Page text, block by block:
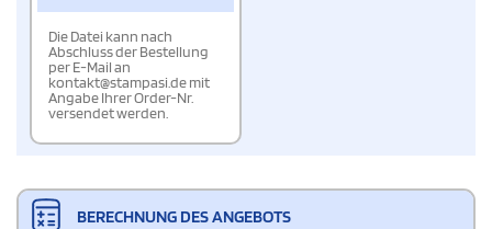
Die Datei kann nach
Abschluss der Bestellung
per E-Mail an
kontakt@stampasi.de mit
Angabe Ihrer Order-Nr.
versendet werden.
BERECHNUNG DES ANGEBOTS